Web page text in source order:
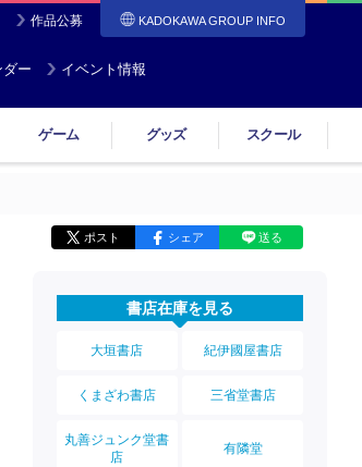
作品公募 KADOKAWA GROUP INFO
ー イベント情報
ゲーム グッズ スクール
ポスト シェア 送る
書店在庫を見る
大垣書店 紀伊國屋書店
くまざわ書店 三省堂書店
丸善ジュンク堂書
店
有隣堂